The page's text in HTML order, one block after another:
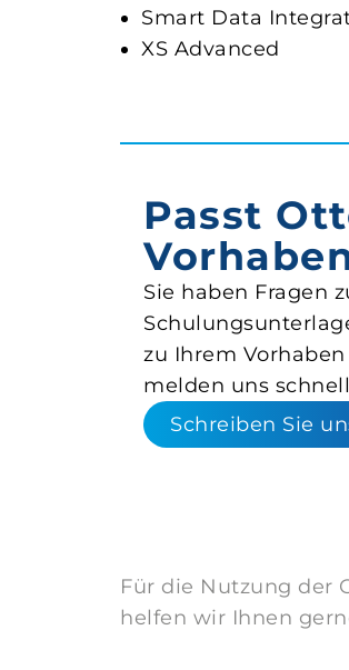
Smart Data
XS Advanced
Passt
Sie haben Fragen
zu Ihrem
melden uns
Schreiben Sie
Für die Nutzung der
helfen wir Ihnen